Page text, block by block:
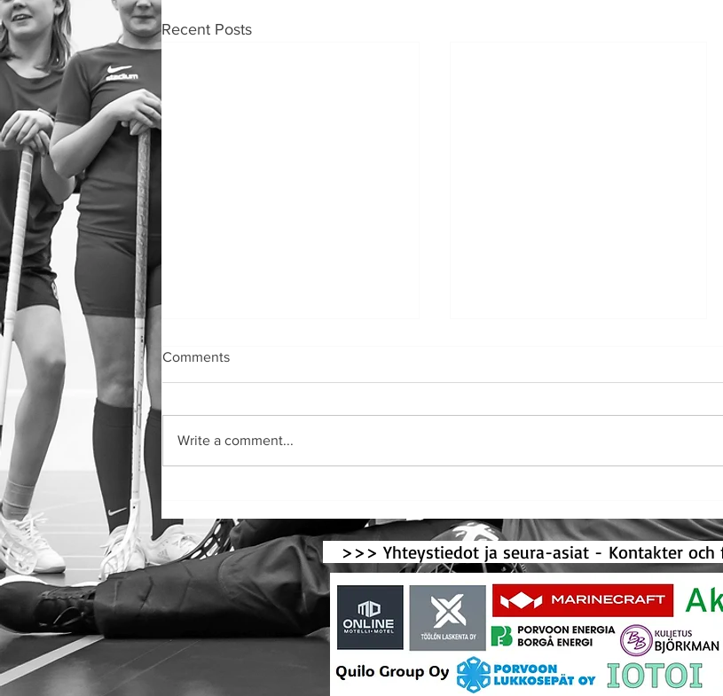
Recent Posts
aikuisten salibandyjoukkueita!
Comments
Write a comment...
>>> Yhteystiedot ja seura-asiat - Kontakter